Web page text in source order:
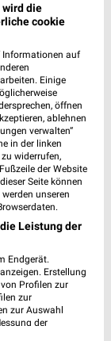
wird die
cookie
Informationen auf
Einige
öffnen
ablehnen
verwalten“
in der linken
widerrufen,
der Website
Seite können
unseren
Leistung der
Endgerät.
Erstellung
Profilen zur
zur
zur Auswahl
der